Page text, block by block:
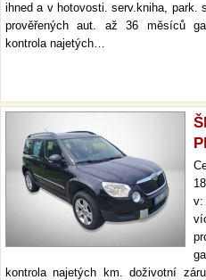
ihned a v hotovosti. serv.kniha,
prověřených aut. až 36 měsíců
kontrola najetých…
kontrola najetých km. doživotní